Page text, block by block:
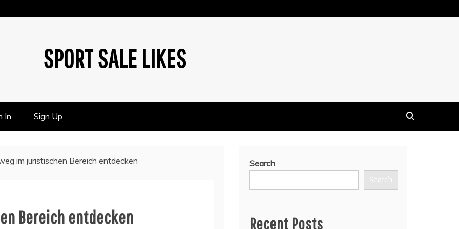
SPORT SALE LIKES
In Sign Up
im juristischen Bereich entdecken
Bereich entdecken
Search
Search
Recent Posts